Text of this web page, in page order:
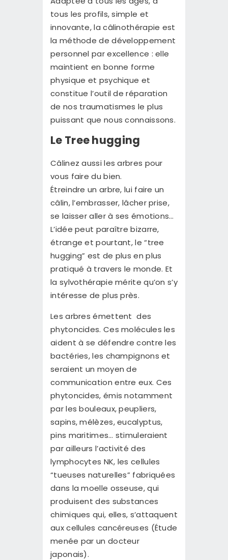
tous les profils, simple et
innovante, la câlinothérapie est
la méthode de développement
personnel par excellence : elle
maintient en bonne forme
physique et psychique et
constitue l’outil de réparation
de nos traumatismes le plus
puissant que nous connaissons.
Le Tree hugging
Câlinez aussi les arbres pour
vous faire du bien.
Étreindre un arbre, lui faire un
câlin, l’embrasser, lâcher prise,
se laisser aller à ses émotions…
L’idée peut paraître bizarre,
étrange et pourtant, le “tree
hugging” est de plus en plus
pratiqué à travers le monde. Et
la sylvothérapie mérite qu’on s’y
intéresse de plus près.
Les arbres émettent des
phytoncides. Ces molécules les
aident à se défendre contre les
bactéries, les champignons et
seraient un moyen de
communication entre eux. Ces
phytoncides, émis notamment
par les bouleaux, peupliers,
sapins, mélèzes, eucalyptus,
pins maritimes… stimuleraient
par ailleurs l’activité des
lymphocytes NK, les cellules
“tueuses naturelles” fabriquées
dans la moelle osseuse, qui
produisent des substances
chimiques qui, elles, s’attaquent
aux cellules cancéreuses (Étude
menée par un docteur
japonais).